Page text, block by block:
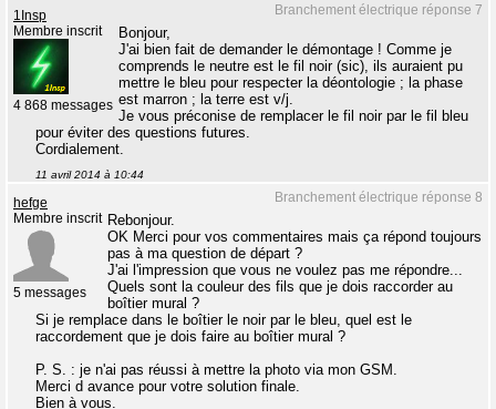
Branchement électrique réponse 7
1Insp
Membre inscrit
4 868 messages
Bonjour,
J'ai bien fait de demander le démontage ! Comme je
comprends le neutre est le fil noir (sic), ils auraient pu
mettre le bleu pour respecter la déontologie ; la phase
est marron ; la terre est v/j.
Je vous préconise de remplacer le fil noir par le fil bleu
pour éviter des questions futures.
Cordialement.
11 avril 2014 à 10:44
Branchement électrique réponse 8
hefge
Membre inscrit
5 messages
Rebonjour.
OK Merci pour vos commentaires mais ça répond toujours
pas à ma question de départ ?
J'ai l'impression que vous ne voulez pas me répondre...
Quels sont la couleur des fils que je dois raccorder au
boîtier mural ?
Si je remplace dans le boîtier le noir par le bleu, quel est le
raccordement que je dois faire au boîtier mural ?
P. S. : je n'ai pas réussi à mettre la photo via mon GSM.
Merci d avance pour votre solution finale.
Bien à vous.